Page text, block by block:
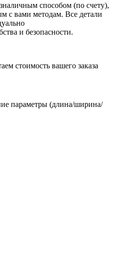
способом (по счету),
с вами методам. Все детали
и безопасности.
стоимость вашего заказа
параметры (длина/ширина/